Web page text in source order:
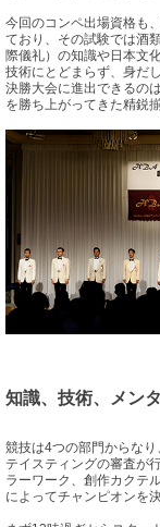
今回のコンペ出場資格も
ており、その試験では酒
際儀礼）の知識や日本文
技術にとどまらず、身だ
決勝大会に進出できるの
を勝ち上がってきた精鋭揃
知識、技術、メン
競技は4つの部門からな
テイスティングの審査が
ラーワーク、創作カクテ
によってチャンピオンを